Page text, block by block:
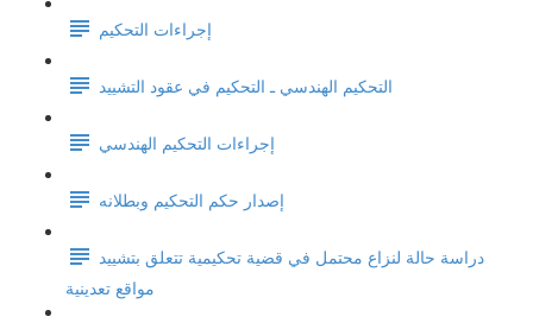
إجراءات التحكيم
التحكيم الهندسي ـ التحكيم في عقود التشييد
إجراءات التحكيم الهندسي
إصدار حكم التحكيم وبطلانه
دراسة حالة لنزاع محتمل في قضية تحكيمية تتعلق بتشييد
مواقع تعدينية